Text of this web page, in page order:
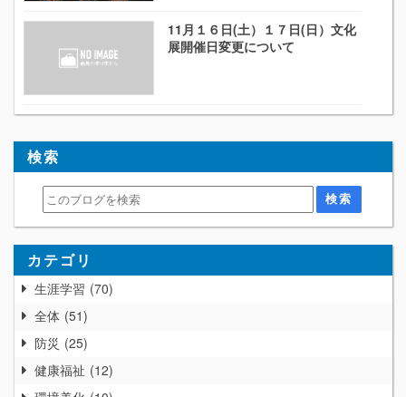
11月１６日(土）１７日(日）文化
展開催日変更について
検索
カテゴリ
生涯学習 70
全体 51
防災 25
健康福祉 12